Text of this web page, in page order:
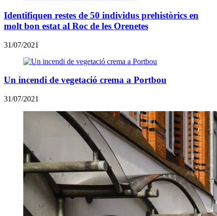
Identifiquen restes de 50 individus prehistòrics en
molt bon estat al Roc de les Orenetes
31/07/2021
Un incendi de vegetació crema a Portbou
31/07/2021